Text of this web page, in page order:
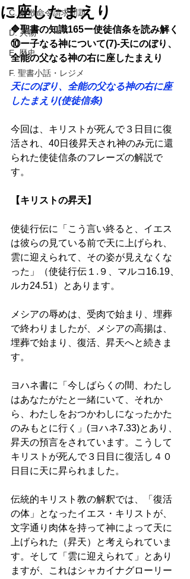
C. 解散命令請求問題
D. 人物
E. 歴史
F. 聖書小話・レジメ
に座したまえり
🔷聖書の知識165ー使徒信条を読み解く
⑩ー子なる神について(7)-天にのぼり、
全能の父なる神の右に座したまえり
天にのぼり、全能の父なる神の右に座
したまえり(使徒信条)
今回は、キリストが死んで３日目に復
活され、40日後昇天され神のみ元に還
られた使徒信条のフレーズの解説で
す。
【キリストの昇天】
使徒行伝に「こう言い終ると、イエス
は彼らの見ている前で天に上げられ、
雲に迎えられて、その姿が見えなくな
った」（使徒行伝１.９、マルコ16.19、
ルカ24.51）とあります。
メシアの辱めは、受肉で始まり、埋葬
で終わりましたが、メシアの高揚は、
埋葬で始まり、復活、昇天へと続きま
す。
ヨハネ書に「今しばらくの間、わたし
はあなたがたと一緒にいて、それか
ら、わたしをおつかわしになったかた
のみもとに行く」(ヨハネ7.33)とあり、
昇天の預言をされています。こうして
キリストが死んで３日目に復活し４０
日目に天に昇られました。
伝統的キリスト教の解釈では、「復活
の体」となったイエス・キリストが、
文字通り肉体を持って神によって天に
上げられた（昇天）と考えられていま
す。そして「雲に迎えられて」とあり
ますが、これはシャカイナグローリー